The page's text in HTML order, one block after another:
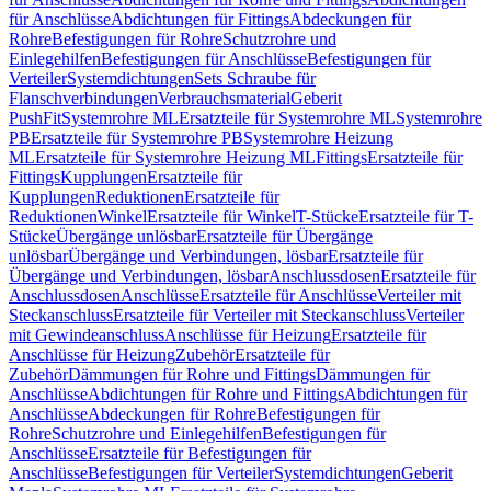
für AnschlüsseAbdichtungen für FittingsAbdeckungen für
RohreBefestigungen für RohreSchutzrohre und
EinlegehilfenBefestigungen für AnschlüsseBefestigungen für
VerteilerSystemdichtungenSets Schraube für
FlanschverbindungenVerbrauchsmaterialGeberit
PushFitSystemrohre MLErsatzteile für Systemrohre MLSystemrohre
PBErsatzteile für Systemrohre PBSystemrohre Heizung
MLErsatzteile für Systemrohre Heizung MLFittingsErsatzteile für
FittingsKupplungenErsatzteile für
KupplungenReduktionenErsatzteile für
ReduktionenWinkelErsatzteile für WinkelT-StückeErsatzteile für T-
StückeÜbergänge unlösbarErsatzteile für Übergänge
unlösbarÜbergänge und Verbindungen, lösbarErsatzteile für
Übergänge und Verbindungen, lösbarAnschlussdosenErsatzteile für
AnschlussdosenAnschlüsseErsatzteile für AnschlüsseVerteiler mit
SteckanschlussErsatzteile für Verteiler mit SteckanschlussVerteiler
mit GewindeanschlussAnschlüsse für HeizungErsatzteile für
Anschlüsse für HeizungZubehörErsatzteile für
ZubehörDämmungen für Rohre und FittingsDämmungen für
AnschlüsseAbdichtungen für Rohre und FittingsAbdichtungen für
AnschlüsseAbdeckungen für RohreBefestigungen für
RohreSchutzrohre und EinlegehilfenBefestigungen für
AnschlüsseErsatzteile für Befestigungen für
AnschlüsseBefestigungen für VerteilerSystemdichtungenGeberit